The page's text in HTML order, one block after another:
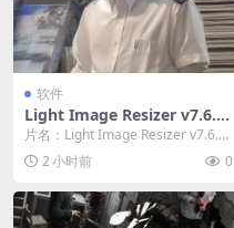
软件
Light Image Resizer v7.6.5.
176 中文绿色版
片名：Light Image Resizer v7.6.5.
176 中文绿色版 ...
2 小时前 0